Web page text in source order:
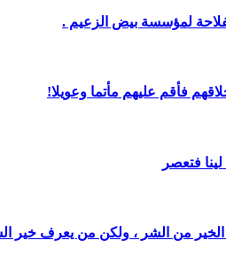
لمؤسسة بيض الزعيم .
فأقم عليهم مأتما وعويلا!
فتعصر
من الشر ، ولكن من يعرف خير